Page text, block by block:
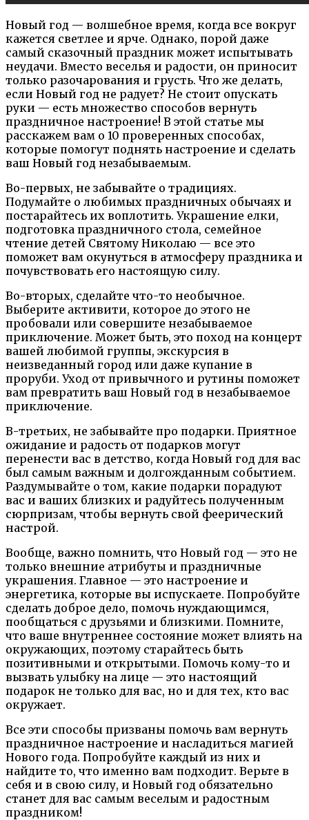
Новый год — волшебное время, когда все вокруг
кажется светлее и ярче. Однако, порой даже
самый сказочный праздник может испытывать
неудачи. Вместо веселья и радости, он приносит
только разочарования и грусть. Что же делать,
если Новый год не радует? Не стоит опускать
руки — есть множество способов вернуть
праздничное настроение! В этой статье мы
расскажем вам о 10 проверенных способах,
которые помогут поднять настроение и сделать
ваш Новый год незабываемым.
Во-первых, не забывайте о традициях.
Подумайте о любимых праздничных обычаях и
постарайтесь их воплотить. Украшение елки,
подготовка праздничного стола, семейное
чтение детей Святому Николаю — все это
поможет вам окунуться в атмосферу праздника и
почувствовать его настоящую силу.
Во-вторых, сделайте что-то необычное.
Выберите активити, которое до этого не
пробовали или совершите незабываемое
приключение. Может быть, это поход на концерт
вашей любимой группы, экскурсия в
неизведанный город или даже купание в
проруби. Уход от привычного и рутины поможет
вам превратить ваш Новый год в незабываемое
приключение.
В-третьих, не забывайте про подарки. Приятное
ожидание и радость от подарков могут
перенести вас в детство, когда Новый год для вас
был самым важным и долгожданным событием.
Раздумывайте о том, какие подарки порадуют
вас и ваших близких и радуйтесь полученным
сюрпризам, чтобы вернуть свой феерический
настрой.
Вообще, важно помнить, что Новый год — это не
только внешние атрибуты и праздничные
украшения. Главное — это настроение и
энергетика, которые вы испускаете. Попробуйте
сделать доброе дело, помочь нуждающимся,
пообщаться с друзьями и близкими. Помните,
что ваше внутреннее состояние может влиять на
окружающих, поэтому старайтесь быть
позитивными и открытыми. Помочь кому-то и
вызвать улыбку на лице — это настоящий
подарок не только для вас, но и для тех, кто вас
окружает.
Все эти способы призваны помочь вам вернуть
праздничное настроение и насладиться магией
Нового года. Попробуйте каждый из них и
найдите то, что именно вам подходит. Верьте в
себя и в свою силу, и Новый год обязательно
станет для вас самым веселым и радостным
праздником!